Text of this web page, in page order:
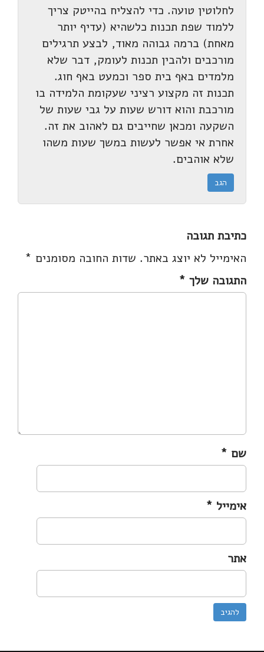
לחלוטין טועה. כדי להצליח בהייטק צריך
ללמוד שפת תכנות כלשהיא (עדיף יותר
מאחת) ברמה גבוהה מאוד, לבצע תרגילים
מורכבים ולהבין תכנות לעומק, דבר שלא
מלמדים באף בית ספר וכמעט באף חוג.
תכנות זה מקצוע רציני שעקומת הלמידה בו
מורכבת והוא דורש שעות על גבי שעות של
השקעה ומכאן שחייבים גם לאהוב את זה.
אחרת אי אפשר לעשות במשך שעות משהו
שלא אוהבים.
הגב
כתיבת תגובה
האימייל לא יוצג באתר. שדות החובה מסומנים *
התגובה שלך *
שם *
אימייל *
אתר